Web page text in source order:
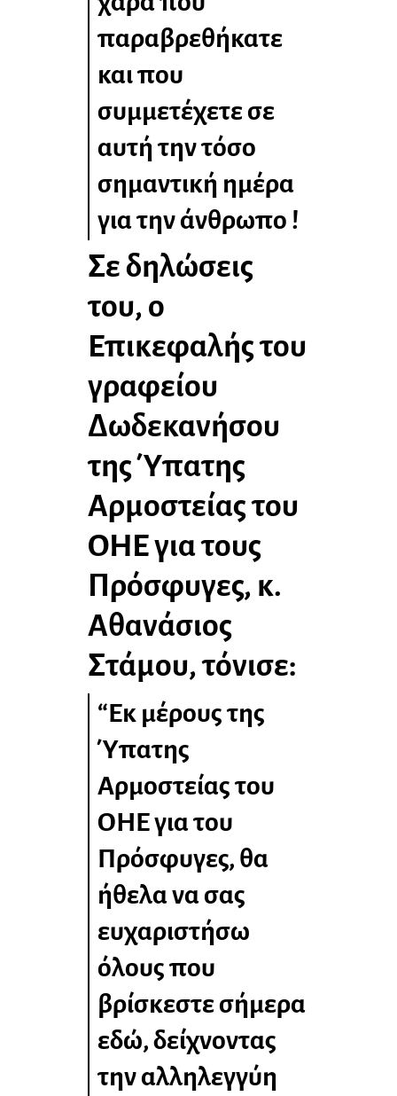
παραβρεθήκατε
και που
συμμετέχετε σε
αυτή την τόσο
σημαντική ημέρα
για την άνθρωπο !
Σε δηλώσεις
του, ο
Επικεφαλής του
γραφείου
Δωδεκανήσου
της Ύπατης
Αρμοστείας του
ΟΗΕ για τους
Πρόσφυγες, κ.
Αθανάσιος
Στάμου, τόνισε:
“Εκ μέρους της
Ύπατης
Αρμοστείας του
ΟΗΕ για του
Πρόσφυγες, θα
ήθελα να σας
ευχαριστήσω
όλους που
βρίσκεστε σήμερα
εδώ, δείχνοντας
την αλληλεγγύη